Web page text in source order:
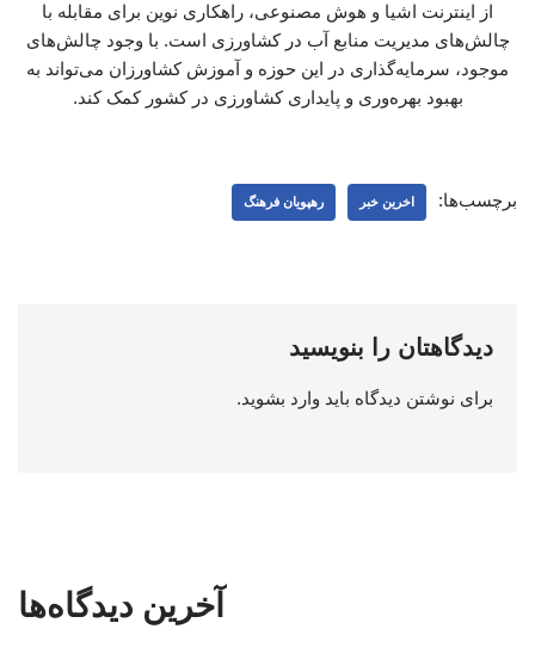
از اینترنت اشیا و هوش مصنوعی، راهکاری نوین برای مقابله با
چالش‌های مدیریت منابع آب در کشاورزی است. با وجود چالش‌های
موجود، سرمایه‌گذاری در این حوزه و آموزش کشاورزان می‌تواند به
بهبود بهره‌وری و پایداری کشاورزی در کشور کمک کند.
برچسب‌ها: اخرین خبر رهپویان فرهنگ
دیدگاهتان را بنویسید
برای نوشتن دیدگاه باید وارد بشوید.
آخرین دیدگاه‌ها